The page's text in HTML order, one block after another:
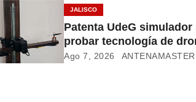
JALISCO
Patenta UdeG simulador
probar tecnología de
Ago 7, 2026 ANTENAMASTER